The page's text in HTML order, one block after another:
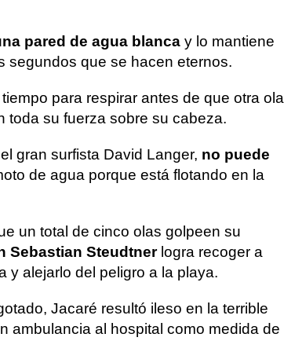
pared de agua blanca y lo mantiene
segundos que se hacen eternos.
para respirar antes de que otra ola
toda su fuerza sobre su cabeza.
gran surfista David Langer, no puede
de agua porque está flotando en la
un total de cinco olas golpeen su
Sebastian Steudtnerlogra recoger a
y alejarlo del peligro a la playa.
Jacaré resultó ileso en la terrible
ambulancia al hospital como medida de